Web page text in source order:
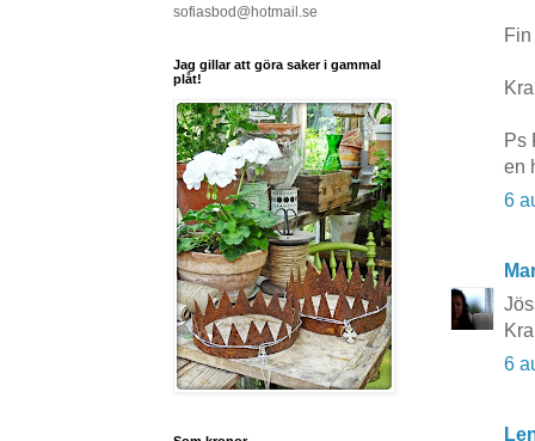
Ps
en
6
6
sofiasbod@hotmail.se
Jag gillar att göra saker i gammal
plåt!